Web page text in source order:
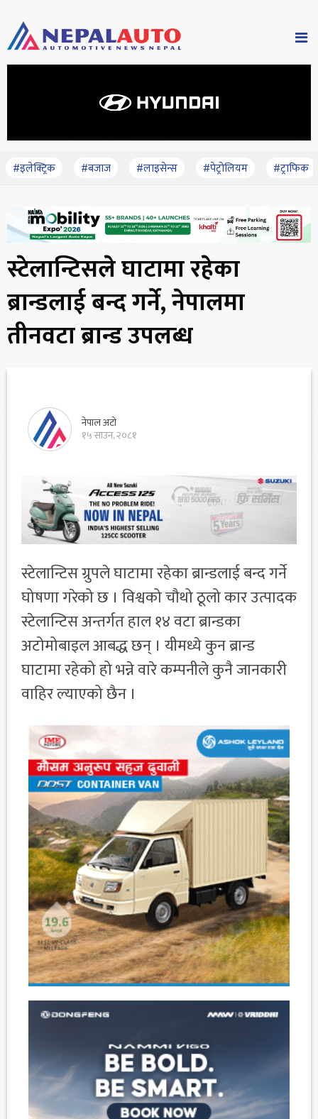
#इलेक्ट्रिक #बजाज #लाइसेन्स #पेट्रोलियम #ट्राफिक
स्टेलान्टिसले घाटामा रहेका
ब्रान्डलाई बन्द गर्ने, नेपालमा
तीनवटा ब्रान्ड उपलब्ध
नेपाल अटो
१५ साउन, २०८१
स्टेलान्टिस ग्रुपले घाटामा रहेका ब्रान्डलाई बन्द गर्ने
घोषणा गरेको छ । विश्वको चौथो ठूलो कार उत्पादक
स्टेलान्टिस अन्तर्गत हाल १४ वटा ब्रान्डका
अटोमोबाइल आबद्ध छन् । यीमध्ये कुन ब्रान्ड
घाटामा रहेको हो भन्ने वारे कम्पनीले कुनै जानकारी
वाहिर ल्याएको छैन ।